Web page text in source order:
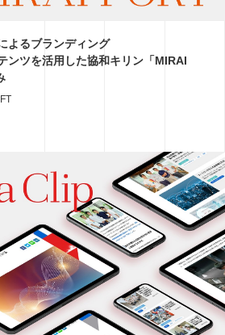
よるブランディング
ンツを活用した協和キリン「MIRAI